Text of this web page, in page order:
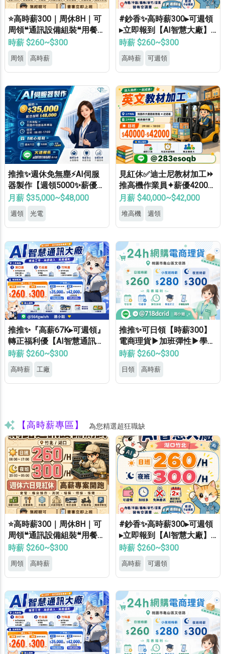
⭐高時薪300｜周休8H｜可
周領❝通訊設備組裝❝用餐補
助⭐等當兵可❝免經驗
時薪 $260~$300
周領 高時薪
#鈔香✨高時薪300▸可週領
▸立即報到【AI智慧大廠】
桃竹苗專車免費接送▸轉正
時薪 $260~$300
高時薪 可週領
推推✨週休免無塵⚡AI伺服
器製作【週領5000✨薪優4
8000】免學經歷✔免健檢✔
月薪 $35,000~$48,000
週領 光電
見紅休✅迪士尼教材加工⏩
推高機作業員✦薪優42000
⚡冷氣廠房✦轉正機會大
月薪 $40,000~$42,000
堆高機 週領
推推✨『高薪67K▸可週領』
轉正福利優【AI智慧通訊大
廠】專車接送▸供機車位▸餐
時薪 $260~$300
高時薪 工廠
推推✨可日領【時薪300】
電商理貨▶加班彈性▶學生
打工▶月休8天▶高錄取
時薪 $260~$300
日領 高時薪
【高時薪專區】 為您精選超狂職缺
⭐高時薪300｜周休8H｜可
周領❝通訊設備組裝❝用餐補
助⭐等當兵可❝免經驗
時薪 $260~$300
周領 高時薪
#鈔香✨高時薪300▸可週領
▸立即報到【AI智慧大廠】
桃竹苗專車免費接送▸轉正
時薪 $260~$300
高時薪 可週領